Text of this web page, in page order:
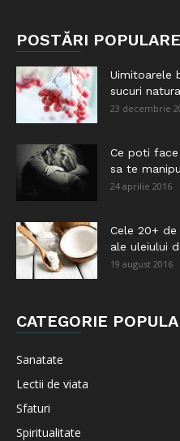
POSTĂRI POPULARE
Uimitoarele
sucuri
23 decembrie
Ce poti face
sa te
24 aprilie 2016
Cele 20+
ale uleiului
19 august 2016
CATEGORIE
Sanatate
Lectii de viata
Sfaturi
Spiritualitate